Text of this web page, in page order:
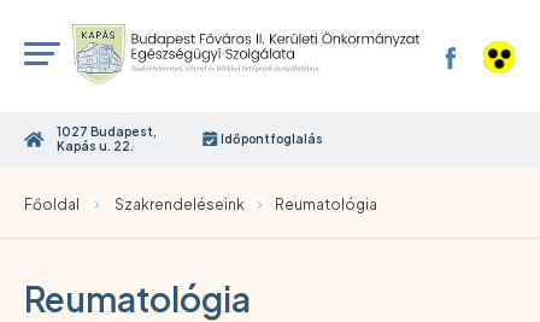
1027 Budapest,
Kapás u. 22.
Időpontfoglalás
Főoldal › Szakrendeléseink › Reumatológia
Reumatológia